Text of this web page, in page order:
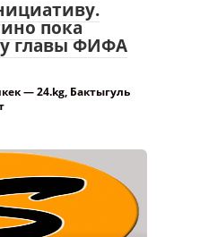
пока
главы ФИФА
— 24.kg, Бактыгуль